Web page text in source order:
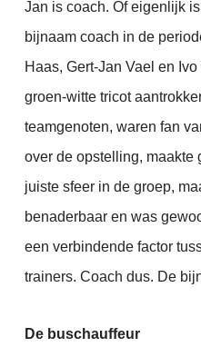
Jan is coach. Of eigenlijk is
bijnaam coach in de
Haas, Gert-Jan Vael en
groen-witte tricot
teamgenoten, waren fan
over de opstelling, maakte
juiste sfeer in de groep,
benaderbaar en was
een verbindende factor
trainers. Coach dus. De
De buschauffeur